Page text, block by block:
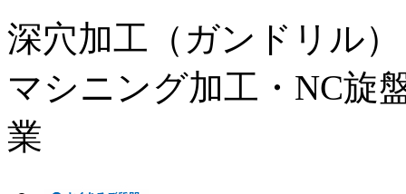
深穴加工（ガンドリル
マシニング加工・NC旋
業